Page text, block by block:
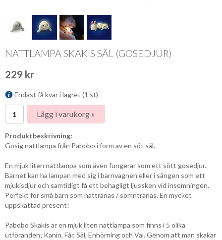
NATTLAMPA SKAKIS SÄL (GOSEDJUR)
229 kr
Endast få kvar i lagret (1 st)
Lägg i varukorg »
Produktbeskrivning:
Gosig nattlampa från Pabobo i form av en söt säl.
En mjuk liten nattlampa som även fungerar som ett sött gosedjur.
Barnet kan ha lampan med sig i barnvagnen eller i sängen som ett
mjukisdjur och samtidigt få ett behagligt ljussken vid insomningen.
Perfekt för små barn som nattränas / sömntränas. En mycket
uppskattad present!
Pabobo Skakis är en mjuk liten nattlampa som finns i 5 olika
utföranden; Kanin, Får, Säl, Enhörning och Val. Genom att man skakar